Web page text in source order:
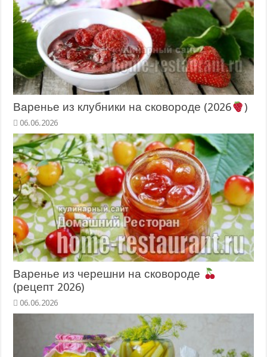
Варенье из клубники на сковороде (2026 )
06.06.2026
Варенье из черешни на сковороде
(рецепт 2026)
06.06.2026